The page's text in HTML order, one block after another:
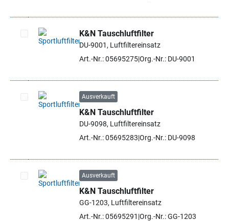
Artikel auswählen
K&N Tauschluftfilter
DU-9001, Luftfiltereinsatz
Art.-Nr.: 05695275Org.-Nr.: DU-9001
Artikel auswählen
Ausverkauft
K&N Tauschluftfilter
DU-9098, Luftfiltereinsatz
Art.-Nr.: 05695283 Org.-Nr.: DU-9098
Artikel auswählen
Ausverkauft
K&N Tauschluftfilter
GG-1203, Luftfiltereinsatz
Art.-Nr.: 05695291 Org.-Nr.: GG-1203